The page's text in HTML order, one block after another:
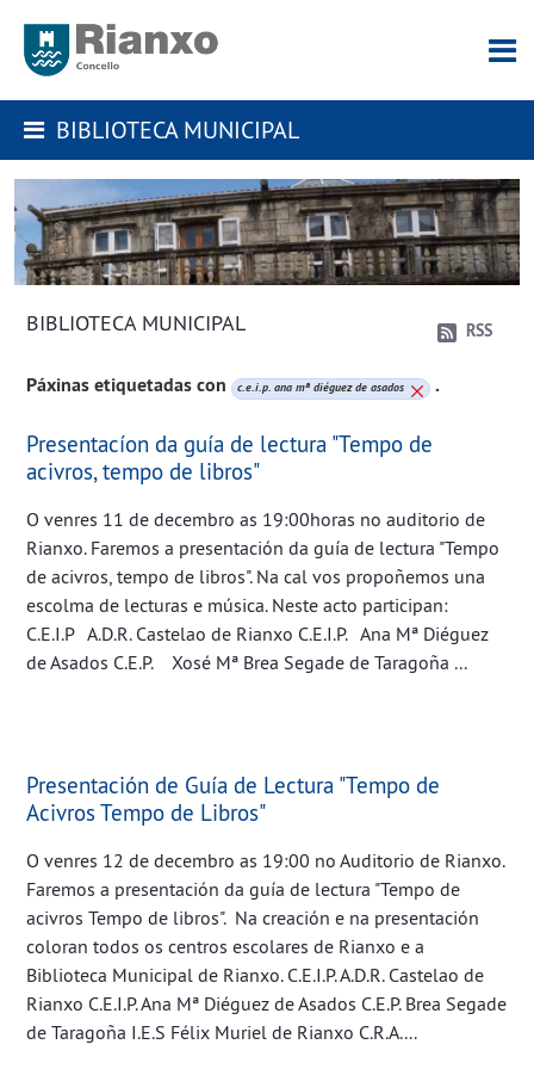
BIBLIOTECA MUNICIPAL
BIBLIOTECA MUNICIPAL RSS
Páxinas etiquetadas con c.e.i.p. ana mª diéguez de asados .
Presentacíon da guía de lectura "Tempo de
acivros, tempo de libros"
O venres 11 de decembro as 19:00horas no auditorio de
Rianxo. Faremos a presentación da guía de lectura "Tempo
de acivros, tempo de libros". Na cal vos propoñemos una
escolma de lecturas e música. Neste acto participan:
C.E.I.P A.D.R. Castelao de Rianxo C.E.I.P. Ana Mª Diéguez
de Asados C.E.P. Xosé Mª Brea Segade de Taragoña ...
Presentación de Guía de Lectura "Tempo de
Acivros Tempo de Libros"
O venres 12 de decembro as 19:00 no Auditorio de Rianxo.
Faremos a presentación da guía de lectura "Tempo de
acivros Tempo de libros". Na creación e na presentación
coloran todos os centros escolares de Rianxo e a
Biblioteca Municipal de Rianxo. C.E.I.P. A.D.R. Castelao de
Rianxo C.E.I.P. Ana Mª Diéguez de Asados C.E.P. Brea Segade
de Taragoña I.E.S Félix Muriel de Rianxo C.R.A....